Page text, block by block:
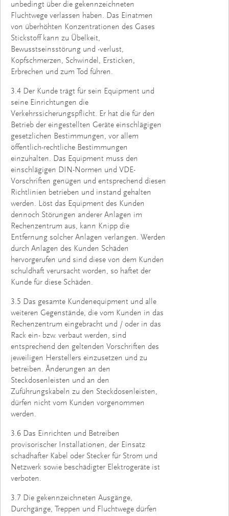
unbedingt über die gekennzeichneten
Fluchtwege verlassen haben. Das Einatmen
von überhöhten Konzentrationen des Gases
Stickstoff kann zu Übelkeit,
Bewusstseinsstörung und -verlust,
Kopfschmerzen, Schwindel, Ersticken,
Erbrechen und zum Tod führen.
3.4 Der Kunde trägt für sein Equipment und
seine Einrichtungen die
Verkehrssicherungspflicht. Er hat die für den
Betrieb der eingestellten Geräte einschlägigen
gesetzlichen Bestimmungen, vor allem
öffentlich-rechtliche Bestimmungen
einzuhalten. Das Equipment muss den
einschlägigen DIN-Normen und VDE-
Vorschriften genügen und entsprechend diesen
Richtlinien betrieben und instand gehalten
werden. Löst das Equipment des Kunden
dennoch Störungen anderer Anlagen im
Rechenzentrum aus, kann Knipp die
Entfernung solcher Anlagen verlangen. Werden
durch Anlagen des Kunden Schäden
hervorgerufen und sind diese von dem Kunden
schuldhaft verursacht worden, so haftet der
Kunde für diese Schäden.
3.5 Das gesamte Kundenequipment und alle
weiteren Gegenstände, die vom Kunden in das
Rechenzentrum eingebracht und / oder in das
Rack ein- bzw. verbaut werden, sind
entsprechend den geltenden Vorschriften des
jeweiligen Herstellers einzusetzen und zu
betreiben. Änderungen an den
Steckdosenleisten und an den
Zuführungskabeln zu den Steckdosenleisten,
dürfen nicht vom Kunden vorgenommen
werden.
3.6 Das Einrichten und Betreiben
provisorischer Installationen, der Einsatz
schadhafter Kabel oder Stecker für Strom und
Netzwerk sowie beschädigter Elektrogeräte ist
verboten.
3.7 Die gekennzeichneten Ausgänge,
Durchgänge, Treppen und Fluchtwege dürfen